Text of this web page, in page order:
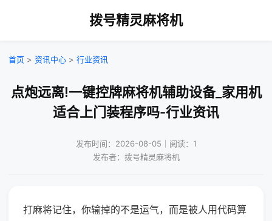
拨号精灵麻将机
首页 > 资讯中心 > 行业资讯
点炮远离!一键控牌麻将机辅助设备_家用机
适合上门装程序吗-行业资讯
发布时间：2026-08-05｜阅读：1
发布者：拨号精灵麻将机
打麻将记住，你输掉的不是运气，而是被人用代码算